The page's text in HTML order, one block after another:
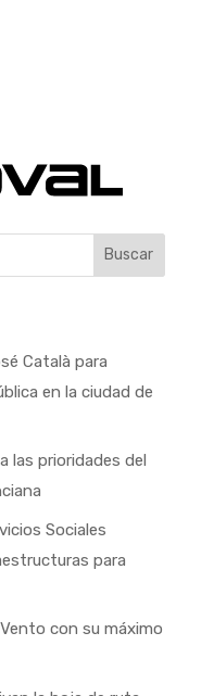
Buscar
Català para
en la ciudad de
las prioridades del
Sociales
para
con su máximo